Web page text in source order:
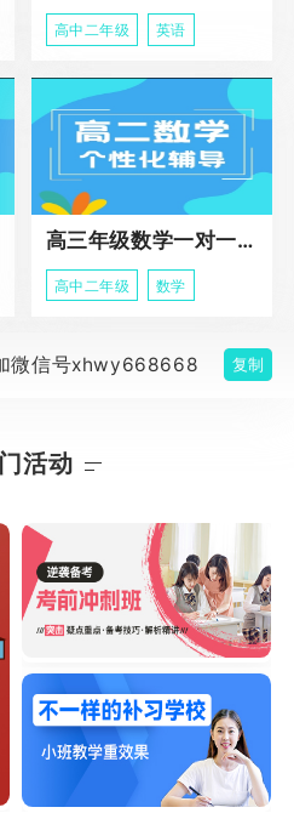
高中二年级 英语
高三年级数学一对一高阶辅导冲刺课程
高中二年级 数学
微信号xhwy668668 复制
活动